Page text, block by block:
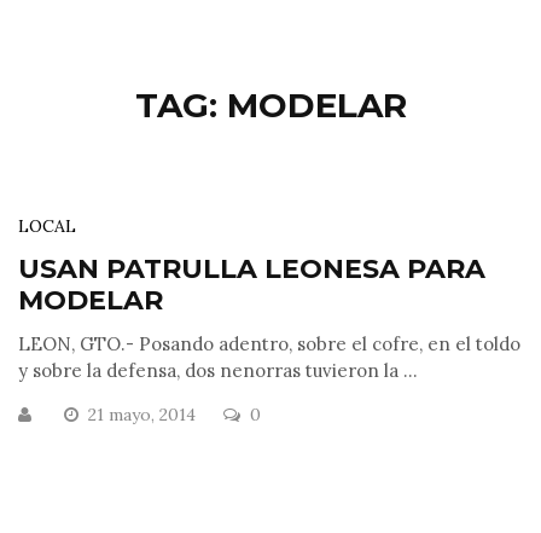
TAG: MODELAR
LOCAL
USAN PATRULLA LEONESA PARA
MODELAR
LEON, GTO.- Posando adentro, sobre el cofre, en el toldo
y sobre la defensa, dos nenorras tuvieron la ...
21 mayo, 2014 0